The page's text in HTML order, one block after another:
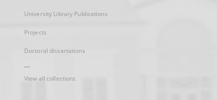
University Library Publications
Projects
Doctoral dissertations
...
View all collections